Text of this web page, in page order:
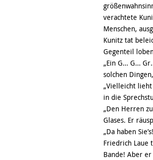
verachtete
Menschen,
Kunitz tat
Gegenteil
„Ein G… G…
solchen
„Vielleicht
in die
„Den Herren
Glases. Er
„Da haben
Friedrich Laue
Bande! Aber